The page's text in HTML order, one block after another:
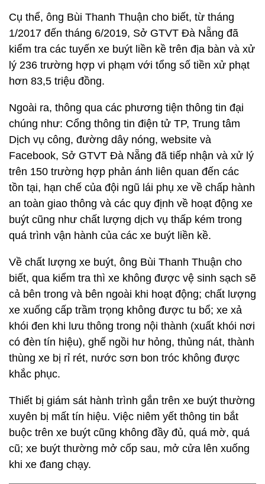
Cụ thể, ông Bùi Thanh Thuận cho biết, từ tháng
1/2017 đến tháng 6/2019, Sở GTVT Đà Nẵng đã
kiểm tra các tuyến xe buýt liền kề trên địa bàn và xử
lý 236 trường hợp vi phạm với tổng số tiền xử phạt
hơn 83,5 triệu đồng.
Ngoài ra, thông qua các phương tiện thông tin đại
chúng như: Cổng thông tin điện tử TP, Trung tâm
Dịch vụ công, đường dây nóng, website và
Facebook, Sở GTVT Đà Nẵng đã tiếp nhận và xử lý
trên 150 trường hợp phản ánh liên quan đến các
tồn tại, hạn chế của đội ngũ lái phụ xe về chấp hành
an toàn giao thông và các quy định về hoạt động xe
buýt cũng như chất lượng dịch vụ thấp kém trong
quá trình vận hành của các xe buýt liền kề.
Về chất lượng xe buýt, ông Bùi Thanh Thuận cho
biết, qua kiểm tra thì xe không được vệ sinh sạch sẽ
cả bên trong và bên ngoài khi hoạt động; chất lượng
xe xuống cấp trầm trọng không được tu bổ; xe xả
khói đen khi lưu thông trong nội thành (xuất khói nơi
có đèn tín hiệu), ghế ngồi hư hỏng, thủng nát, thành
thùng xe bị rỉ rét, nước sơn bon tróc không được
khắc phục.
Thiết bị giám sát hành trình gắn trên xe buýt thường
xuyên bị mất tín hiệu. Việc niêm yết thông tin bắt
buộc trên xe buýt cũng không đầy đủ, quá mờ, quá
cũ; xe buýt thường mở cốp sau, mở cửa lên xuống
khi xe đang chạy.